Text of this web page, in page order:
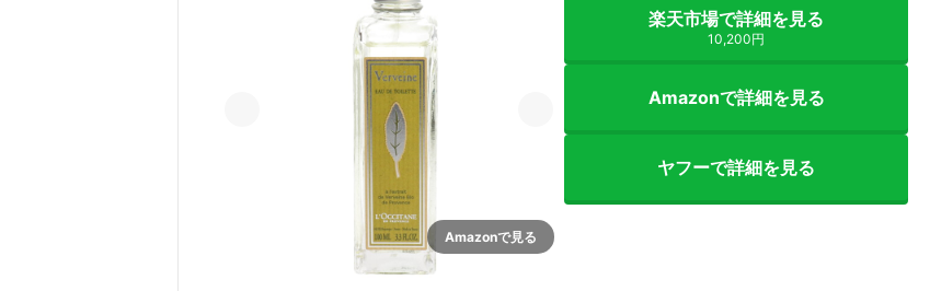
Amazonで見る
楽天市場で詳細を見る
10,200円
Amazonで詳細を見る
ヤフーで詳細を見る